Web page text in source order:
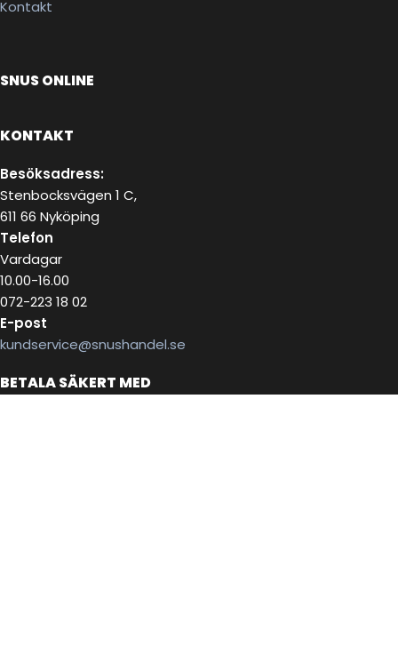
Kontakt
SNUS ONLINE
KONTAKT
Besöksadress:
Stenbocksvägen 1 C,
611 66 Nyköping
Telefon
Vardagar
10.00-16.00
072-223 18 02
E-post
kundservice@snushandel.se
BETALA SÄKERT MED